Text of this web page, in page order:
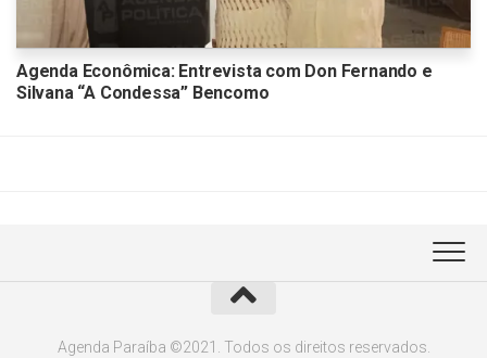
Agenda Econômica: Entrevista com Don Fernando e
Silvana “A Condessa” Bencomo
Agenda Paraíba ©2021. Todos os direitos reservados.